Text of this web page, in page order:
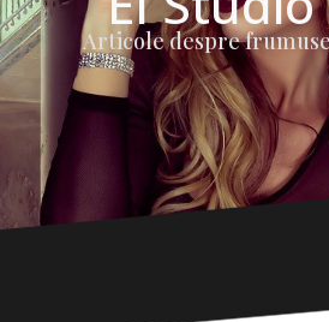
Articole despre